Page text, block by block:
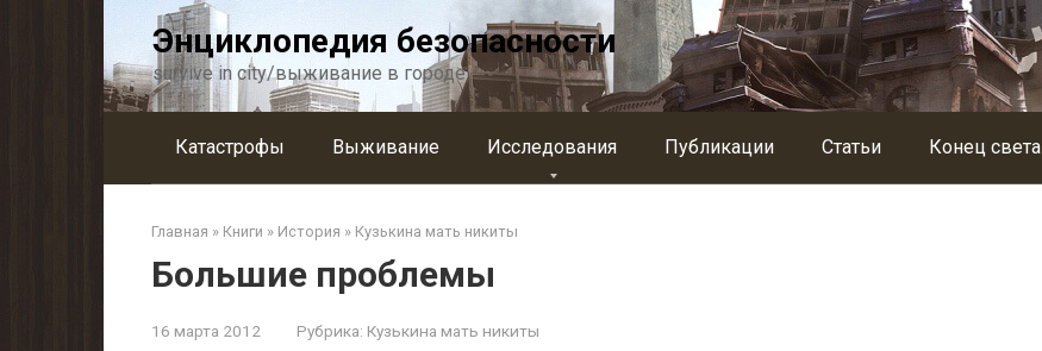
Энциклопедия безопасности
survive in city/выживание в городе
Катастрофы Выживание Исследования Публикации Статьи Конец света
Главная » Книги » История » Кузькина мать никиты
Большие проблемы
16 марта 2012 Рубрика: Кузькина мать никиты